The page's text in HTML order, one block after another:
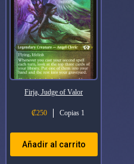
Firja, Judge of Valor
₡250 Copias 1
Añadir al carrito